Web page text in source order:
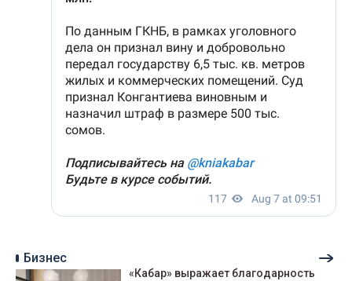
Бизнес
«Кабар» выражает благодарность